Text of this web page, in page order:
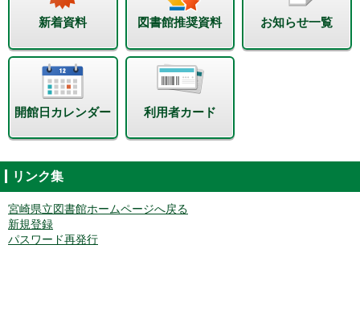
新着資料 図書館推奨資料 お知らせ一覧
開館日カレンダー 利用者カード
リンク集
宮崎県立図書館ホームページへ戻る
新規登録
パスワード再発行